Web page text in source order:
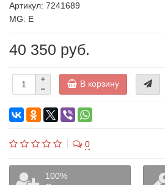
Артикул: 7241689
MG: E
40 350 руб.
В корзину
0
100%